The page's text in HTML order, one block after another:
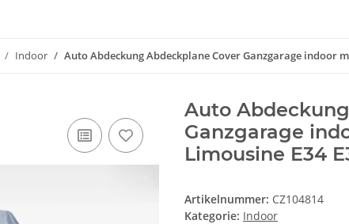
Indoor Auto Abdeckung Abdeckplane Cover Ganzgarage indoor
Auto
Ganzgarage
Limousine E34
Artikelnummer: CZ104814
Kategorie: Indoor